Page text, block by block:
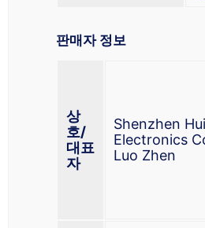
판매자 정보
상
호/
대표
자
Shenzhen
Electronics
Luo Zhen